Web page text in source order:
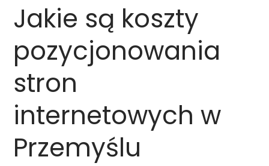
Jakie są koszty
pozycjonowania
stron
internetowych w
Przemyślu